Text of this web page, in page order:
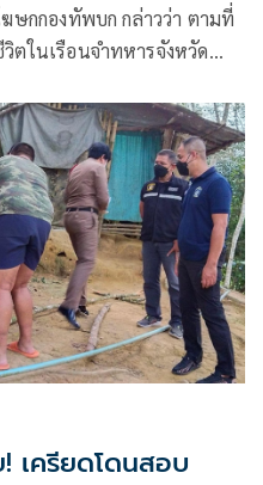
ษกกองทัพบก กล่าวว่า ตามที่
ตในเรือนจำทหารจังหวัด
งคดีต่อผู้กระทำผิดผ่าน
เครียดโดนสอบ